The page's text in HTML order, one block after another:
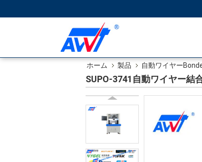
ホーム 製品 自動ワイヤー
SUPO-3741自動ワイヤー結